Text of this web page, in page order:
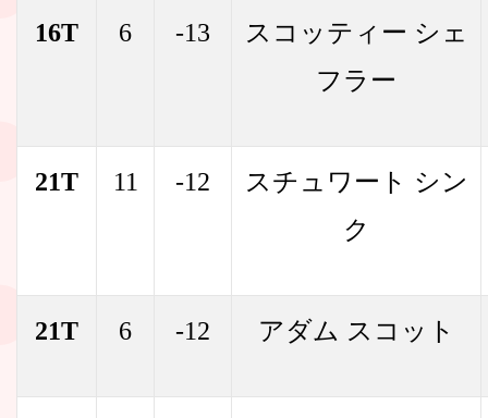
16T 6 -13
スコッティー シェ
フラー
21T 11 -12
スチュワート シン
ク
21T 6 -12 アダム スコット